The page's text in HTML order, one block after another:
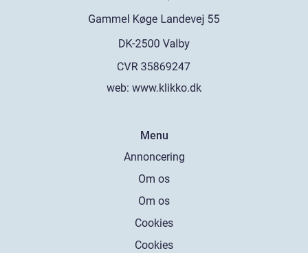
web: www.klikko.dk
Menu
Annoncering
Om os
Om os
Cookies
Cookies